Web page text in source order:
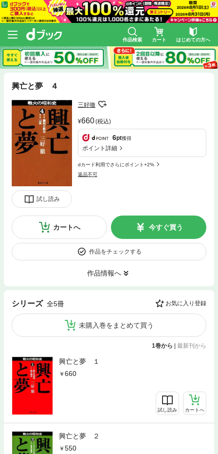
作品検索 カート はじめての方へ
興亡と夢 ４
試し読み
三好徹
660(税込)
6pt獲得
ポイント詳細
dカード利用でさらにポイント+2%
返品不可
カートへ 今すぐ買う
作品をチェックする
作品情報へ
シリーズ 全5冊 お気に入り登録
未購入巻をまとめて買う
1巻から | 最新刊から
興亡と夢 １
660
試し読み カートへ
興亡と夢 ２
550